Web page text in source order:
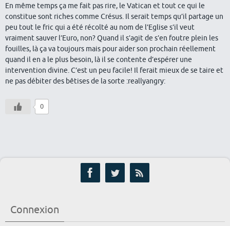
En même temps ça me fait pas rire, le Vatican et tout ce qui le
constitue sont riches comme Crésus. Il serait temps qu’il partage un
peu tout le fric qui a été récolté au nom de l’Eglise s’il veut
vraiment sauver l’Euro, non? Quand il s’agit de s’en foutre plein les
fouilles, là ça va toujours mais pour aider son prochain réellement
quand il en a le plus besoin, là il se contente d’espérer une
intervention divine. C’est un peu facile! Il ferait mieux de se taire et
ne pas débiter des bêtises de la sorte :reallyangry:
0
Connexion